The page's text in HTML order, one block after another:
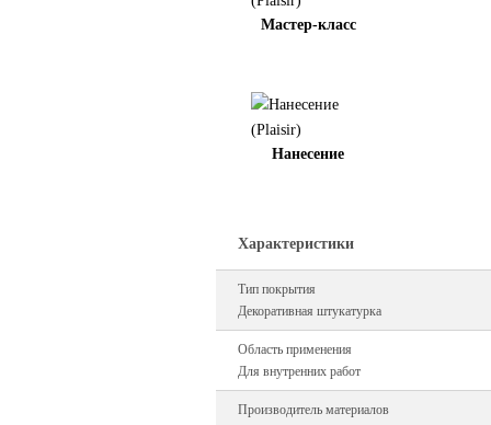
Мастер-класс
Нанесение
Характеристики
Тип покрытия
Декоративная штукатурка
Область применения
Для внутренних работ
Производитель материалов